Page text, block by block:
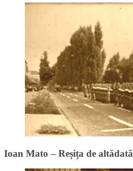
Ioan Mato – Reșița de altădată